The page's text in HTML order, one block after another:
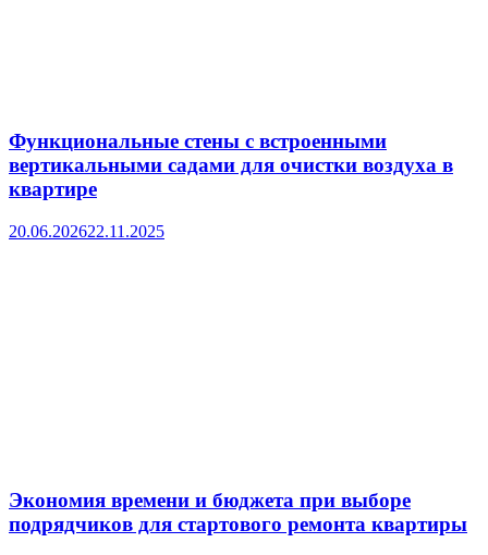
Функциональные стены с встроенными
вертикальными садами для очистки воздуха в
квартире
20.06.202622.11.2025
Экономия времени и бюджета при выборе
подрядчиков для стартового ремонта квартиры